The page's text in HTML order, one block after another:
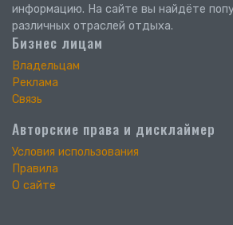
информацию. На сайте вы найдёте
различных отраслей отдыха.
Бизнес лицам
Владельцам
Реклама
Связь
Авторские права и дисклаймер
Условия использования
Правила
О сайте